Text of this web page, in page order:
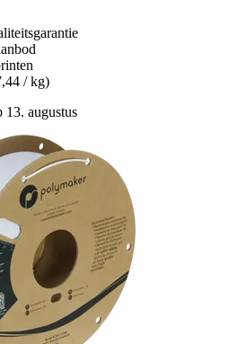
/ kg)
augustus